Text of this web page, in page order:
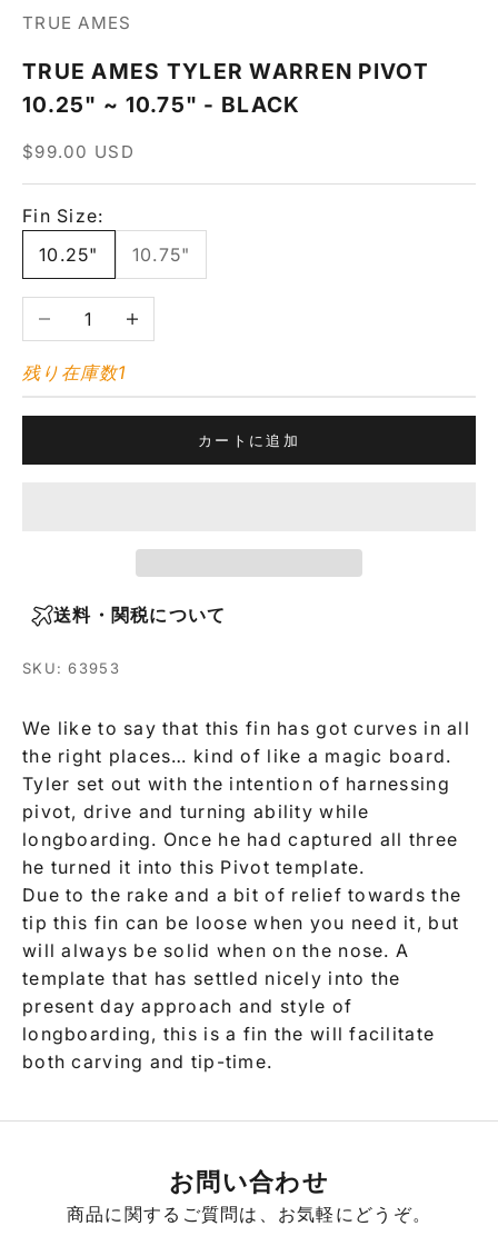
TRUE AMES
TRUE AMES TYLER WARREN PIVOT
10.25" ~ 10.75" - BLACK
セール価格
$99.00 USD
Fin Size:
10.25"
10.75"
数量を減らす数量を増やす
残り在庫数1
カートに追加
送料・関税について
SKU: 63953
We like to say that this fin has got curves in all
the right places… kind of like a magic board.
Tyler set out with the intention of harnessing
pivot, drive and turning ability while
longboarding. Once he had captured all three
he turned it into this Pivot template.
Due to the rake and a bit of relief towards the
tip this fin can be loose when you need it, but
will always be solid when on the nose. A
template that has settled nicely into the
present day approach and style of
longboarding, this is a fin the will facilitate
both carving and tip-time.
お問い合わせ
商品に関するご質問は、お気軽にどうぞ。